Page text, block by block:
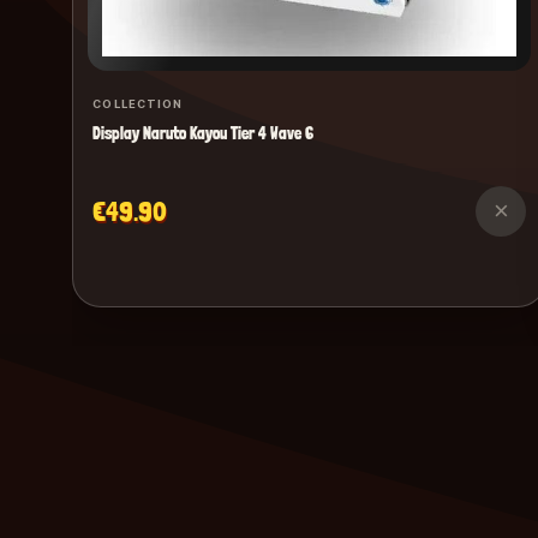
COLLECTION
Display Naruto Kayou Tier 4 Wave 6
€49.90 ×